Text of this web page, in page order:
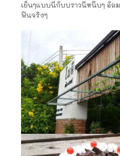
เย็นๆแบบนี้กับบราวนี่หนึบๆ อัล
ฟินจริงๆ